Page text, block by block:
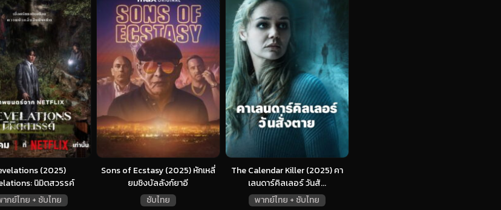
(2025)
นิมิตสวรรค์
กย์ไทย + ซับไทย
Sons of Ecstasy (2025) หักเหลี่
ยมชิงบัลลังก์ยาอี
ซับไทย
The Calendar Killer (2025) คา
เลนดาร์คิลเลอร์ วันสั...
พากย์ไทย + ซับไทย